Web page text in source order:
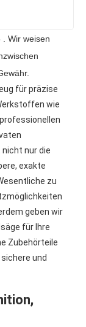
Wir weisen
für präzise
wie
nicht nur die
exakte
zu
geben wir
für Ihre
Zubehörteile
und